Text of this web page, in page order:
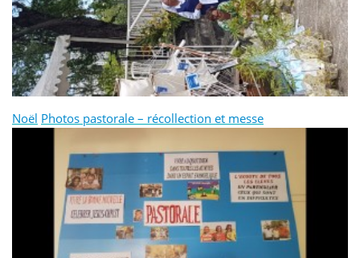
Noël Photos pastorale – récollection et messe